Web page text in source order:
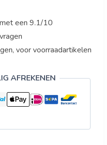
een 9.1/10
voor voorraadartikelen
AFREKENEN